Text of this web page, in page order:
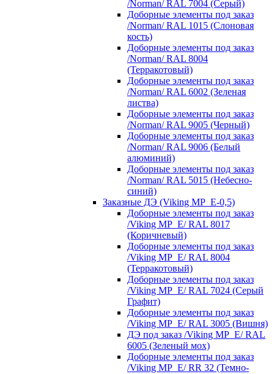
/Norman/ RAL 7004 (Серый)
Доборные элементы под заказ
/Norman/ RAL 1015 (Слоновая
кость)
Доборные элементы под заказ
/Norman/ RAL 8004
(Терракотовый)
Доборные элементы под заказ
/Norman/ RAL 6002 (Зеленая
листва)
Доборные элементы под заказ
/Norman/ RAL 9005 (Черный)
Доборные элементы под заказ
/Norman/ RAL 9006 (Белый
алюминий)
Доборные элементы под заказ
/Norman/ RAL 5015 (Небесно-
синий)
Заказные ДЭ (Viking MP_E-0,5)
Доборные элементы под заказ
/Viking MP_E/ RAL 8017
(Коричневый)
Доборные элементы под заказ
/Viking MP_E/ RAL 8004
(Терракотовый)
Доборные элементы под заказ
/Viking MP_E/ RAL 7024 (Серый
Графит)
Доборные элементы под заказ
/Viking MP_E/ RAL 3005 (Вишня)
ДЭ под заказ /Viking MP_E/ RAL
6005 (Зеленый мох)
Доборные элементы под заказ
/Viking MP_E/ RR 32 (Темно-